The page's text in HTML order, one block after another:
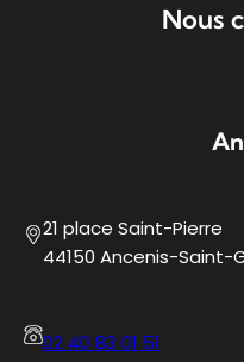
Nous
21 place Saint-Pierre
44150 Ancenis-Saint-
02 40 83 01 51